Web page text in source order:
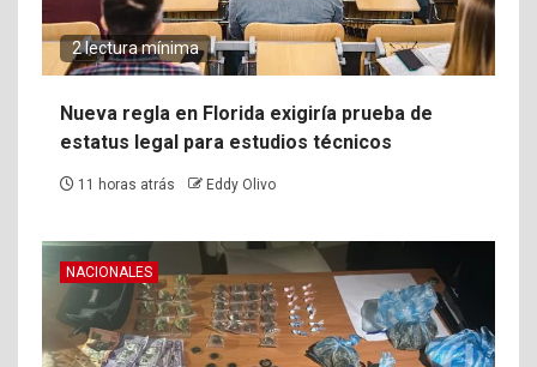
2 lectura mínima
Nueva regla en Florida exigiría prueba de
estatus legal para estudios técnicos
11 horas atrás Eddy Olivo
NACIONALES